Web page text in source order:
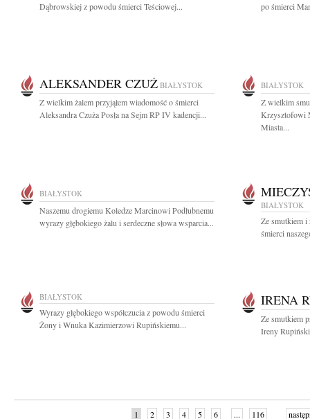
Dąbrowskiej z powodu śmierci Teściowej...
po śmierci
ALEKSANDER CZUŻ BIAŁYSTOK
Z wielkim żalem przyjąłem wiadomość o śmierci
Aleksandra Czuża Posła na Sejm RP IV kadencji...
BIAŁYSTOK
Z wielkim
Krzysztofowi
Miasta...
BIAŁYSTOK
Naszemu drogiemu Koledze Marcinowi Podłubnemu
wyrazy głębokiego żalu i serdeczne słowa wsparcia...
BIAŁYSTOK
Ze smutkiem i
śmierci
BIAŁYSTOK
Wyrazy głębokiego współczucia z powodu śmierci
Żony i Wnuka Kazimierzowi Rupińskiemu...
IRENA
Ze smutkiem
Ireny
1 2 3 4 5 6 ... 116